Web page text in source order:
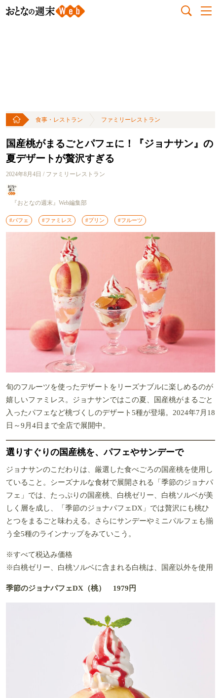
食事・レストラン ファミリーレストラン
国産桃がまるごとパフェに！『ジョナサン』の
夏デザートが贅沢すぎる
2024年8月4日 / ファミリーレストラン
『おとなの週末』Web編集部
#パフェ #ファミレス #プリン #フルーツ
旬のフルーツを使ったデザートをリーズナブルに楽しめるのが
嬉しいファミレス。ジョナサンではこの夏、国産桃がまるごと
入ったパフェなど桃づくしのデザート5種が登場。2024年7月18
日～9月4日まで全店で展開中。
選りすぐりの国産桃を、パフェやサンデーで
ジョナサンのこだわりは、厳選した食べごろの国産桃を使用し
ていること。シーズナルな食材で展開される「季節のジョナパ
フェ」では、たっぷりの国産桃、白桃ゼリー、白桃ソルベが美
しく層を成し、「季節のジョナパフェDX」では贅沢にも桃ひ
とつをまるごと味わえる。さらにサンデーやミニパルフェも揃
う全5種のラインナップをみていこう。
※すべて税込み価格
※白桃ゼリー、白桃ソルベに含まれる白桃は、国産以外を使用
季節のジョナパフェDX（桃） 1979円